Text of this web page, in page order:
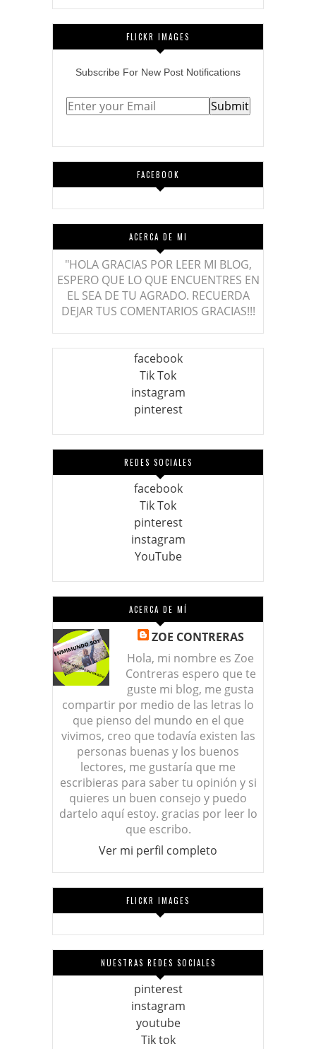
FLICKR IMAGES
Subscribe For New Post Notifications
FACEBOOK
ACERCA DE MI
"HOLA GRACIAS POR LEER MI BLOG,
ESPERO QUE LO QUE ENCUENTRES EN
EL SEA DE TU AGRADO. RECUERDA
DEJAR TUS COMENTARIOS GRACIAS!!!
facebook
Tik Tok
instagram
pinterest
REDES SOCIALES
facebook
Tik Tok
pinterest
instagram
YouTube
ACERCA DE MÍ
ZOE CONTRERAS
Hola, mi nombre es Zoe
Contreras espero que te
guste mi blog, me gusta
compartir por medio de las letras lo
que pienso del mundo en el que
vivimos, creo que todavía existen las
personas buenas y los buenos
lectores, me gustaría que me
escribieras para saber tu opinión y si
quieres un buen consejo y puedo
dartelo aquí estoy. gracias por leer lo
que escribo.
Ver mi perfil completo
FLICKR IMAGES
NUESTRAS REDES SOCIALES
pinterest
instagram
youtube
Tik tok